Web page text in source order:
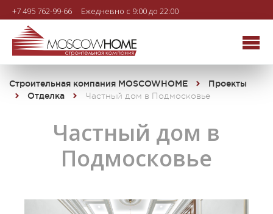
+7 495 762-99-66 Ежедневно с 9:00 до 22:00
Строительная компания MOSCOWHOME
Проекты
Отделка
Частный дом в Подмосковье
Частный дом в
Подмосковье